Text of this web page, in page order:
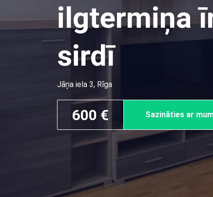
ilgtermiņa
sirdī
Jāņa iela 3, Rīga
600 € Sazināties ar